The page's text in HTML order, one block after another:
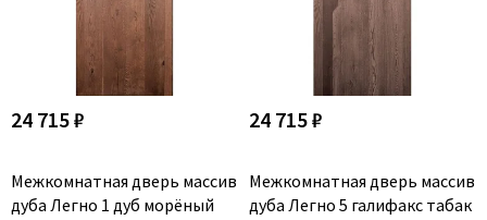
Fantom
Fratelli Cattini
Fuaro
Griffwerk
Hausdoors
24 715 ₽
Межкомнатная дверь массив
дуба Легно 1 дуб морёный
24 715 ₽
Межкомнатная дверь массив
дуба Легно 5 галифакс табак